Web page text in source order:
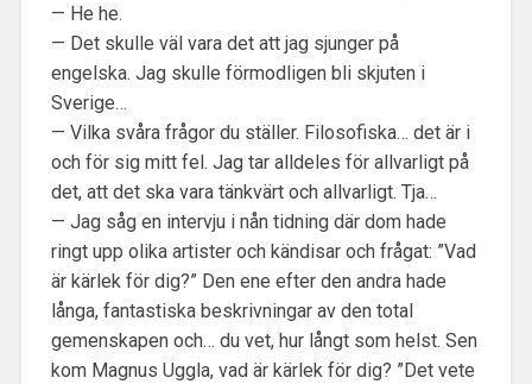
— He he.
— Det skulle väl vara det att jag sjunger på
engelska. Jag skulle förmodligen bli skjuten i
Sverige…
— Vilka svåra frågor du ställer. Filosofiska… det är i
och för sig mitt fel. Jag tar alldeles för allvarligt på
det, att det ska vara tänkvärt och allvarligt. Tja…
— Jag såg en intervju i nån tidning där dom hade
ringt upp olika artister och kändisar och frågat: ”Vad
är kärlek för dig?” Den ene efter den andra hade
långa, fantastiska beskrivningar av den total
gemenskapen och… du vet, hur långt som helst. Sen
kom Magnus Uggla, vad är kärlek för dig? ”Det vete